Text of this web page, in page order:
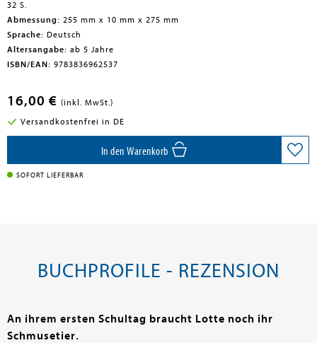
32 S.
Abmessung: 255 mm x 10 mm x 275 mm
Sprache: Deutsch
Altersangabe: ab 5 Jahre
ISBN/EAN: 9783836962537
16,00 € (inkl. MwSt.)
Versandkostenfrei in DE
In den Warenkorb
SOFORT LIEFERBAR
BUCHPROFILE - REZENSION
An ihrem ersten Schultag braucht Lotte noch ihr
Schmusetier.